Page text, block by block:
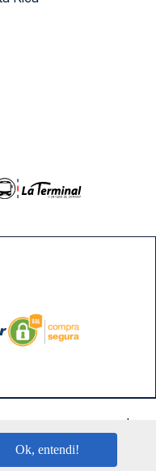
Ok, entendi!